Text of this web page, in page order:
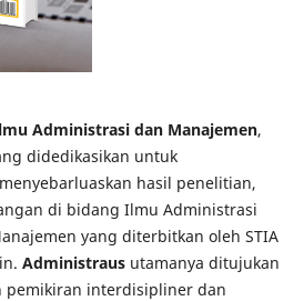
Administrasi dan Manajemen,
didedikasikan untuk
hasil penelitian,
di bidang Ilmu Administrasi
yang diterbitkan oleh STIA
Administrausutamanya ditujukan
pemikiran interdisipliner dan